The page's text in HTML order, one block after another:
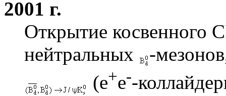
2001 г.
Открытие косвенного
нейтральных
-
(e+e--